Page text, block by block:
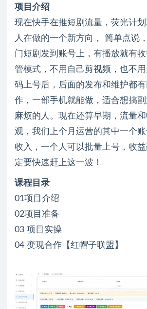
项目介绍
现在快手在推短剧流量，荧光计
人在做的一个新方向， 简单点说
门短剧发到账号上，有播放就有
管模式，不用自己剪视频，也不
码上号后，后面的发布和维护都
作，一部手机就能做，适合想搞
麻烦的人。现在还算早期，流量和
观，我们上个月运营的其中一个
收入，一个人可以批量上号，收
定要快速赶上这一波！
课程目录
01项目介绍
02项目准备
03 项目实操
04 变现合作【红帽子联盟】